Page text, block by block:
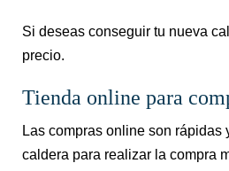
Si deseas conseguir tu nueva
precio.
Tienda online para
Las compras online son
caldera para realizar la compra